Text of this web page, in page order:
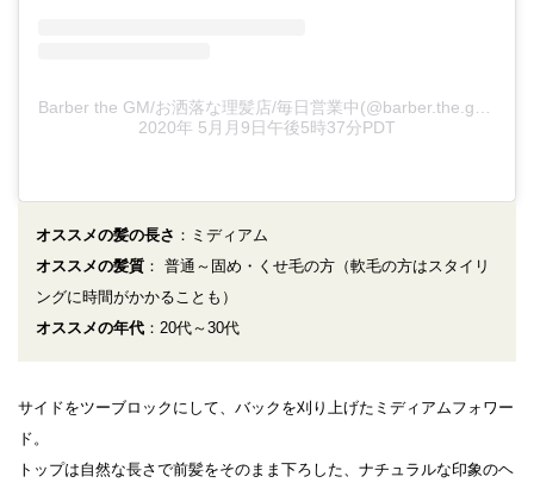
2020年 5月月9日午後5時37分PDT
オススメの髪の長さ ：ミディアム
オススメの髪質 ： 普通～固め・くせ毛の方（軟毛の方はスタイリ
ングに時間がかかることも）
オススメの年代 ：20代～30代
サイドをツーブロックにして、バックを刈り上げたミディアムフォワー
ド。
トップは自然な長さで前髪をそのまま下ろした、ナチュラルな印象のヘ